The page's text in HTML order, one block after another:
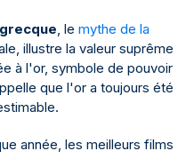
, le mythe de la
illustre la valeur suprême
à l'or, symbole de pouvoir
que l'or a toujours été
année, les meilleurs films